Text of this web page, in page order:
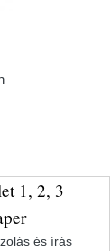
1, 2, 3
és írás